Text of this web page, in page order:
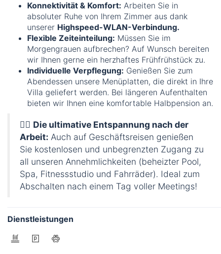
Konnektivität & Komfort: Arbeiten Sie in
absoluter Ruhe von Ihrem Zimmer aus dank
unserer Highspeed-WLAN-Verbindung.
Flexible Zeiteinteilung: Müssen Sie im
Morgengrauen aufbrechen? Auf Wunsch bereiten
wir Ihnen gerne ein herzhaftes Frühfrühstück zu.
Individuelle Verpflegung: Genießen Sie zum
Abendessen unsere Menüplatten, die direkt in Ihre
Villa geliefert werden. Bei längeren Aufenthalten
bieten wir Ihnen eine komfortable Halbpension an.
🧘‍♂️ Die ultimative Entspannung nach der
Arbeit: Auch auf Geschäftsreisen genießen
Sie kostenlosen und unbegrenzten Zugang zu
all unseren Annehmlichkeiten (beheizter Pool,
Spa, Fitnessstudio und Fahrräder). Ideal zum
Abschalten nach einem Tag voller Meetings!
Dienstleistungen